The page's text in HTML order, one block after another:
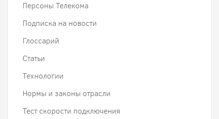
Персоны Телекома
Подписка на новости
Глоссарий
Статьи
Технологии
Нормы и законы отрасли
Тест скорости подключения